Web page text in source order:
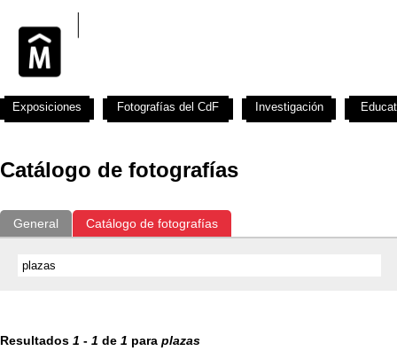
Catálogo de fotografías
General Catálogo de fotografías
Resultados 1 - 1 de 1 para plazas
Exposiciones Fotografías del CdF Investigación